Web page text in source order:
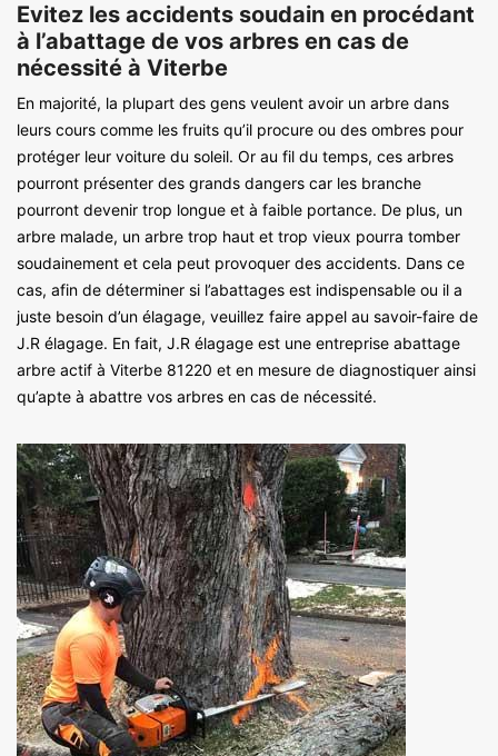
Evitez les accidents soudain en procédant
à l’abattage de vos arbres en cas de
nécessité à Viterbe
En majorité, la plupart des gens veulent avoir un arbre dans
leurs cours comme les fruits qu’il procure ou des ombres pour
protéger leur voiture du soleil. Or au fil du temps, ces arbres
pourront présenter des grands dangers car les branche
pourront devenir trop longue et à faible portance. De plus, un
arbre malade, un arbre trop haut et trop vieux pourra tomber
soudainement et cela peut provoquer des accidents. Dans ce
cas, afin de déterminer si l’abattages est indispensable ou il a
juste besoin d’un élagage, veuillez faire appel au savoir-faire de
J.R élagage. En fait, J.R élagage est une entreprise abattage
arbre actif à Viterbe 81220 et en mesure de diagnostiquer ainsi
qu’apte à abattre vos arbres en cas de nécessité.